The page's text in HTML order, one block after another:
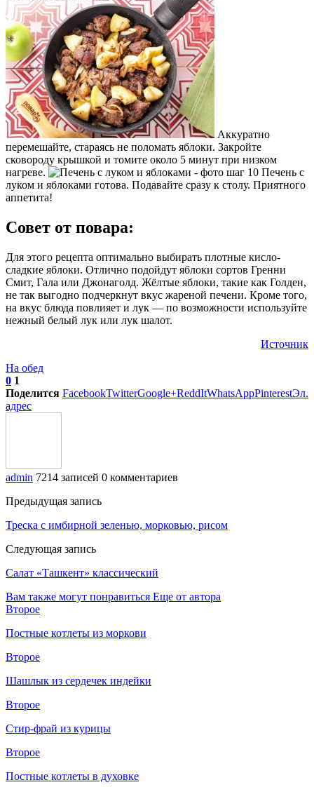
Аккуратно
перемешайте, стараясь не поломать яблоки. Закройте
сковороду крышкой и томите около 5 минут при низком
нагреве.
Печень с
луком и яблоками готова. Подавайте сразу к столу. Приятного
аппетита!
Совет от повара:
Для этого рецепта оптимально выбирать плотные кисло-
сладкие яблоки. Отлично подойдут яблоки сортов Гренни
Смит, Гала или Джонаголд. Жёлтые яблоки, такие как Голден,
не так выгодно подчеркнут вкус жареной печени. Кроме того,
на вкус блюда повлияет и лук — по возможности используйте
нежный белый лук или лук шалот.
Источник
На обед
0 1
Поделится FacebookTwitterGoogle+ReddItWhatsAppPinterestЭл.
адрес
admin 7214 записей 0 комментариев
Предыдущая запись
Треска с имбирной зеленью, морковью, рисом
Следующая запись
Салат «Ташкент» классический
Вам также могут понравиться Еще от автора
Второе
Постные котлеты из моркови
Второе
Шашлык из сердечек индейки
Второе
Стир-фрай из курицы
Второе
Постные котлеты в духовке